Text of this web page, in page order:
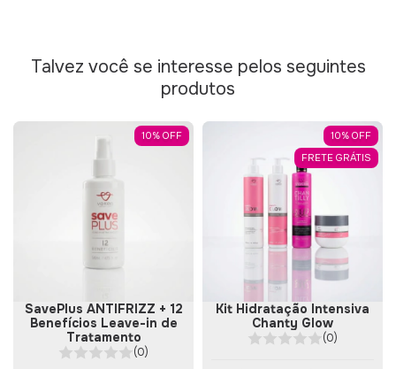
Talvez você se interesse pelos seguintes
produtos
10% OFF
SavePlus ANTIFRIZZ + 12
Benefícios Leave-in de
Tratamento
(0)
10% OFF
FRETE GRÁTIS
Kit Hidratação Intensiva
Chanty Glow
(0)